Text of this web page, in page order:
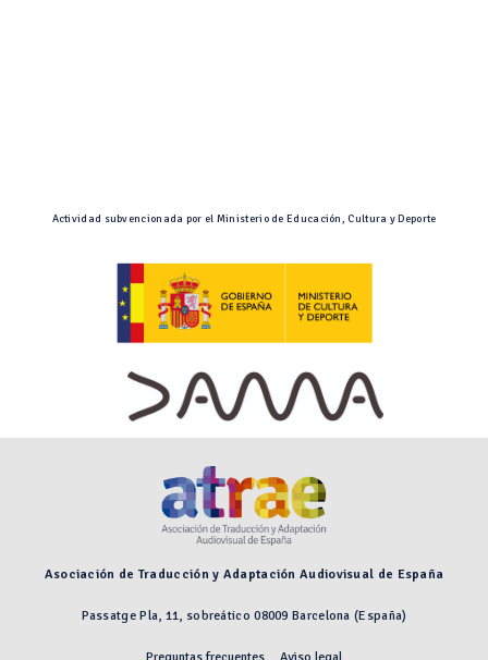
Actividad subvencionada por el Ministerio de Educación, Cultura y Deporte
Asociación de Traducción y Adaptación Audiovisual de España
Passatge Pla, 11, sobreático 08009 Barcelona (España)